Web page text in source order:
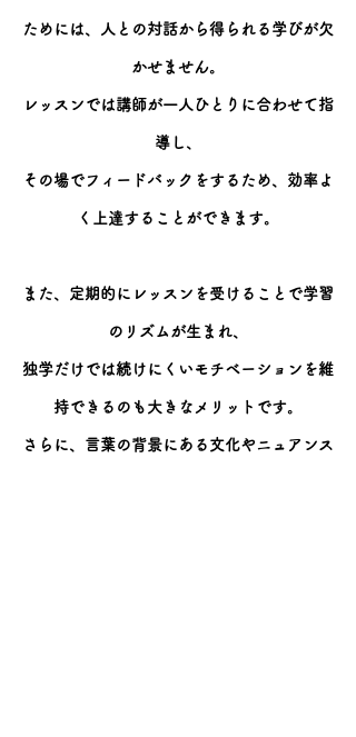
ためには、人との対話から得られる学びが欠
かせません。
レッスンでは講師が一人ひとりに合わせて指
導し、
その場でフィードバックをするため、効率よ
く上達することができます。
また、定期的にレッスンを受けることで学習
のリズムが生まれ、
独学だけでは続けにくいモチベーションを維
持できるのも大きなメリットです。
さらに、言葉の背景にある文化やニュアンス